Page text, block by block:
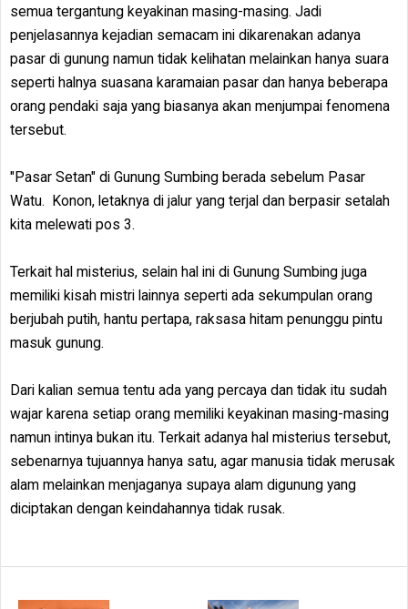
semua tergantung keyakinan masing-masing. Jadi
penjelasannya kejadian semacam ini dikarenakan adanya
pasar di gunung namun tidak kelihatan melainkan hanya suara
seperti halnya suasana karamaian pasar dan hanya beberapa
orang pendaki saja yang biasanya akan menjumpai fenomena
tersebut.
"Pasar Setan" di Gunung Sumbing berada sebelum Pasar
Watu. Konon, letaknya di jalur yang terjal dan berpasir setalah
kita melewati pos 3.
Terkait hal misterius, selain hal ini di Gunung Sumbing juga
memiliki kisah mistri lainnya seperti ada sekumpulan orang
berjubah putih, hantu pertapa, raksasa hitam penunggu pintu
masuk gunung.
Dari kalian semua tentu ada yang percaya dan tidak itu sudah
wajar karena setiap orang memiliki keyakinan masing-masing
namun intinya bukan itu. Terkait adanya hal misterius tersebut,
sebenarnya tujuannya hanya satu, agar manusia tidak merusak
alam melainkan menjaganya supaya alam digunung yang
diciptakan dengan keindahannya tidak rusak.